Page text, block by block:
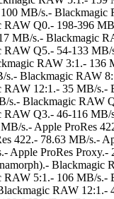
MB/s.- Blackmagic
RAW Q0.- 198-396
MB/s.- Blackmagic
RAW Q5.- 54-133
RAW 3:1.- 136
s.- Blackmagic RAW
RAW 12:1.- 35 MB/s.-
s.- Blackmagic RAW
RAW Q3.- 46-116
s.- Apple ProRes
422.- 78.63 MB/s.-
Apple ProRes Proxy.-
Blackmagic
RAW 5:1.- 106 MB/s.-
RAW 12:1.-